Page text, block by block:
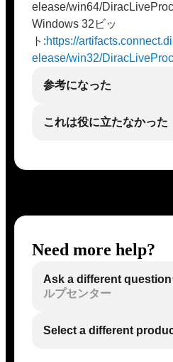
elease/win64/
Windows 32ビッ
ト:https://
elease/win32/
参考になった
これは役に立たなかった
Need more help?
Ask a different question
ルプセンター
Select a different